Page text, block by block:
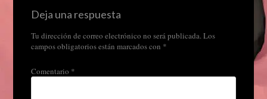
Deja una respuesta
Tu dirección de correo electrónico no será publicada. Los
campos obligatorios están marcados con *
Comentario *